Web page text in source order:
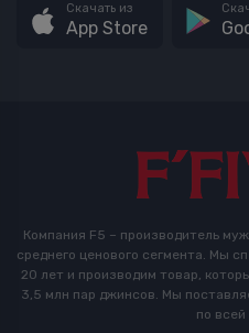
Скачать из
App Store
Компания F5 – производитель
среднего ценового сегмента. Мы
20 лет и производим товар,
3,5 млн пар джинсов. Мы
по всей